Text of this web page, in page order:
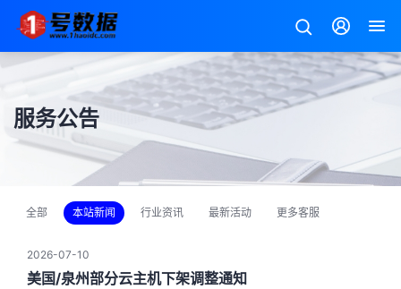
服务公告
全部 本站新闻 行业资讯 最新活动 更多客服
2026-07-10
美国/泉州部分云主机下架调整通知